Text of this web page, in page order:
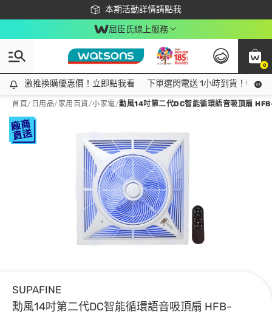
本期活動詳情請點我
下載app最高回饋$350
屈臣氏線上服務
0
激推換購優惠價！立即點我看
激推換購優惠價！立即點我看 下單選閃電送 1小時到貨！領神
首頁/ 日用品/ 家用百貨/小家電/勳風14吋第二代DC智能循環語音吸頂扇
SUPAFINE
勳風14吋第二代DC智能循環語音吸頂扇 HFB-